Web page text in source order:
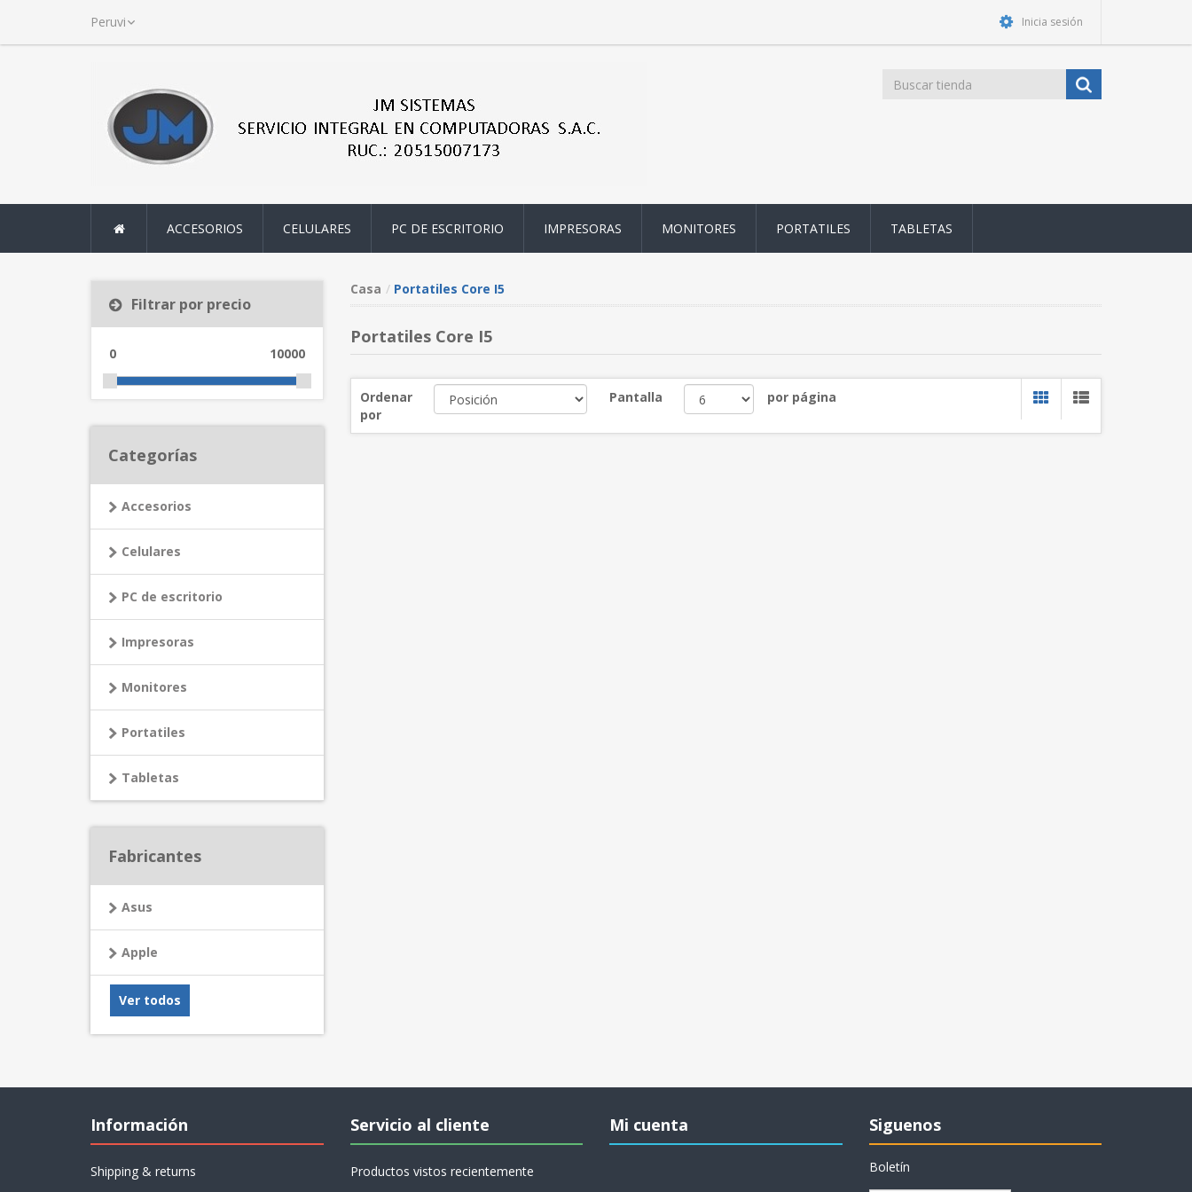
Inicia sesión
ACCESORIOS CELULARES PC DE ESCRITORIO IMPRESORAS MONITORES PORTATILES TABLETAS
Casa Portatiles Core I5
Portatiles Core I5
Ordenar
por
Pantalla por página
Filtrar por precio
0 10000
Categorías
Accesorios
Celulares
PC de escritorio
Impresoras
Monitores
Portatiles
Tabletas
Fabricantes
Asus
Apple
Ver todos
Información
Shipping & returns
Servicio al cliente
Productos vistos recientemente
Mi cuenta Siguenos
Boletín